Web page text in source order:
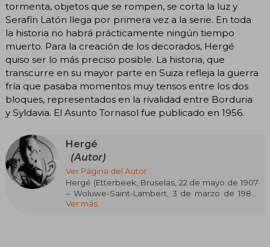
tormenta, objetos que se rompen, se corta la luz y
Serafín Latón llega por primera vez a la serie. En toda
la historia no habrá prácticamente ningún tiempo
muerto. Para la creación de los decorados, Hergé
quiso ser lo más preciso posible. La historia, que
transcurre en su mayor parte en Suiza refleja la guerra
fría que pasaba momentos muy tensos entre los dos
bloques, representados en la rivalidad entre Borduria
y Syldavia. El Asunto Tornasol fue publicado en 1956.
Hergé
(Autor)
Ver Página del Autor
Hergé (Etterbeek, Bruselas, 22 de mayo de 1907
– Woluwe-Saint-Lambert, 3 de marzo de 1983)
fue un historietista belga reconocido a nivel
Ver más